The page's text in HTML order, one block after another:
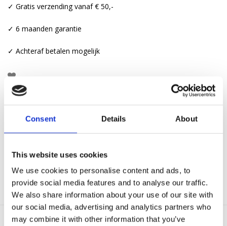
Consent Details About
This website uses cookies
We use cookies to personalise content and ads, to
provide social media features and to analyse our traffic.
We also share information about your use of our site with
our social media, advertising and analytics partners who
may combine it with other information that you’ve
✓ Gratis verzending vanaf € 50,-
✓ 6 maanden garantie
✓ Achteraf betalen mogelijk
Beschrijving
Categorieën:Enkelbandjes,Nieuw